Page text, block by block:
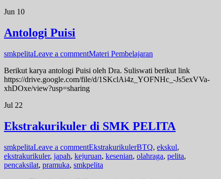
Jun 10
Antologi Puisi
smkpelitaLeave a commentMateri Pembelajaran
Berikut karya antologi Puisi oleh Dra. Suliswati berikut link
https://drive.google.com/file/d/1SKclAi4z_YOFNHc_-Js5exVVa-
xhDOxe/view?usp=sharing
Jul 22
Ekstrakurikuler di SMK PELITA
smkpelitaLeave a commentEkstrakurikulerBTQ, ekskul,
ekstrakurikuler, japah, kejuruan, kesenian, olahraga, pelita,
pencaksilat, pramuka, smkpelita